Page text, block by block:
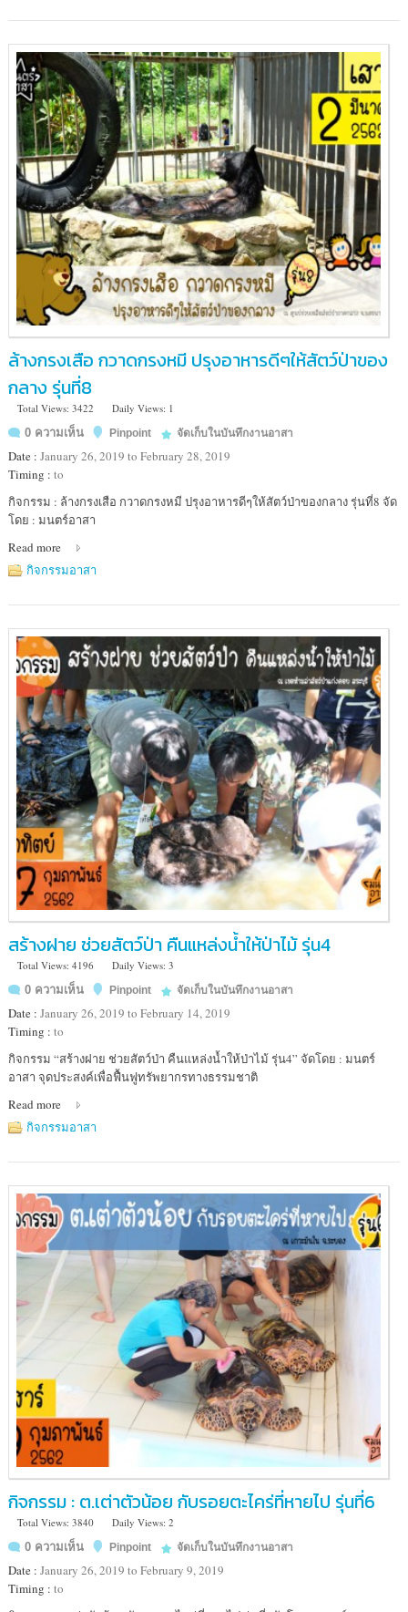
สัตว์
ป่า
เขา
น้ำพุ
อ.ศรีสวัสดิ์
จ.กาญจนบุรี
ล้างกรงเสือ กวาดกรงหมี ปรุงอาหารดีๆให้สัตว์ป่าของ
กลาง รุ่นที่8
Total Views: 3422
Daily Views: 1
0 ความเห็น
Pinpoint จัดเก็บในบันทึกงานอาสา
Date : January 26, 2019 to February 28, 2019
Timing : to
Location
:
ช่วย
เหลือ
ป่า
ภาค
กลาง
กิจกรรม : ล้างกรงเสือ กวาดกรงหมี ปรุงอาหารดีๆให้สัตว์ป่าของกลาง รุ่นที่8 จัด
โดย : มนตร์อาสา
Read more
กิจกรรมอาสา
สร้างฝาย ช่วยสัตว์ป่า คืนแหล่งน้ำให้ป่าไม้ รุ่น4
Total Views: 4196
Daily Views: 3
0 ความเห็น
Pinpoint จัดเก็บในบันทึกงานอาสา
Date : January 26, 2019 to February 14, 2019
Timing : to
Location
:
ห้าม
ล่า
ป่า
สระบุรี
กิจกรรม “สร้างฝาย ช่วยสัตว์ป่า คืนแหล่งน้ำให้ป่าไม้ รุ่น4” จัดโดย : มนตร์
อาสา จุดประสงค์เพื่อฟื้นฟูทรัพยากรทางธรรมชาติ
Read more
กิจกรรมอาสา
กิจกรรม : ต.เต่าตัวน้อย กับรอยตะไคร่ที่หายไป รุ่นที่6
Total Views: 3840
Daily Views: 2
0 ความเห็น
Pinpoint จัดเก็บในบันทึกงานอาสา
Date : January 26, 2019 to February 9, 2019
Timing : to